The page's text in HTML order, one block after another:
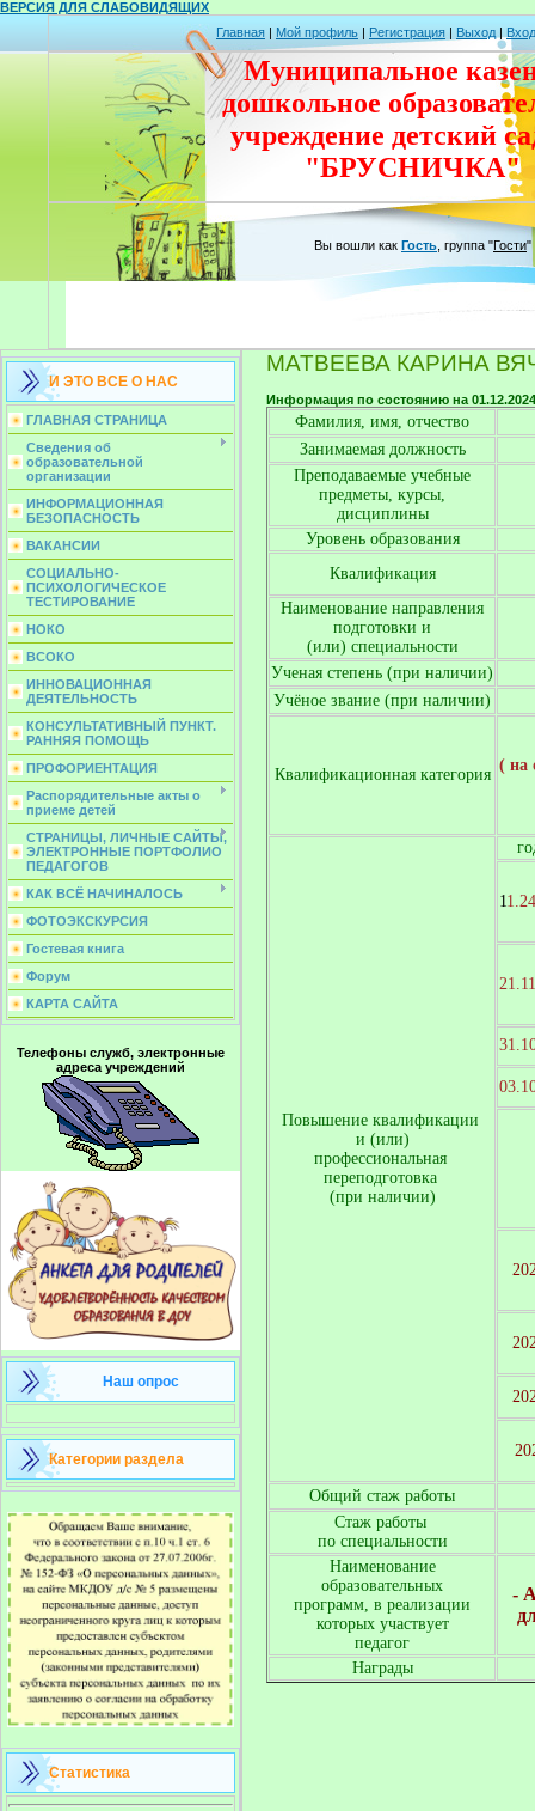
ВЕРСИЯ ДЛЯ СЛАБОВИДЯЩИХ
Главная | Мой профиль | Регистрация | Выход | Вход
Муниципальное
дошкольное
учреждение детский
"БРУСНИЧКА"
Вы вошли как Гость группа "Гости"
И ЭТО ВСЕ О НАС
ГЛАВНАЯ СТРАНИЦА
Сведения об
образовательной
организации
ИНФОРМАЦИОННАЯ
БЕЗОПАСНОСТЬ
ВАКАНСИИ
СОЦИАЛЬНО-
ПСИХОЛОГИЧЕСКОЕ
ТЕСТИРОВАНИЕ
НОКО
ВСОКО
ИННОВАЦИОННАЯ
ДЕЯТЕЛЬНОСТЬ
КОНСУЛЬТАТИВНЫЙ ПУНКТ.
РАННЯЯ ПОМОЩЬ
ПРОФОРИЕНТАЦИЯ
Распорядительные акты о
приеме детей
СТРАНИЦЫ, ЛИЧНЫЕ САЙТЫ,
ЭЛЕКТРОННЫЕ ПОРТФОЛИО
ПЕДАГОГОВ
КАК ВСЁ НАЧИНАЛОСЬ
ФОТОЭКСКУРСИЯ
Гостевая книга
Форум
КАРТА САЙТА
Телефоны служб, электронные
адреса учреждений
Наш опрос
Категории раздела
Статистика
МАТВЕЕВА КАРИНА
Информация по состоянию на 01.12.2024
Фамилия, имя, отчество
Занимаемая должность
Преподаваемые учебные
предметы, курсы,
дисциплины
Уровень образования
Квалификация
Наименование направления
подготовки и
(или) специальности
Ученая степень (при наличии)
Учёное звание (при наличии)
Квалификационная категория
( на
Повышение квалификации
и (или)
профессиональная
переподготовка
(при наличии)
11.24
Общий стаж работы
Стаж работы
по специальности
Наименование
образовательных
программ, в реализации
которых участвует
педагог
-
Награды